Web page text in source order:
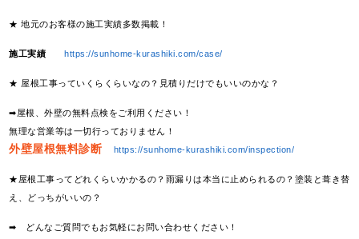
★ 地元のお客様の施工実績多数掲載！
施工実績 https://sunhome-kurashiki.com/case/
★ 屋根工事っていくらくらいなの？見積りだけでもいいのかな？
➡屋根、外壁の無料点検をご利用ください！
無理な営業等は一切行っておりません！
外壁屋根無料診断 https://sunhome-kurashiki.com/inspection/
★屋根工事ってどれくらいかかるの？雨漏りは本当に止められるの？塗装と葺き替
え、どっちがいいの？
➡ どんなご質問でもお気軽にお問い合わせください！